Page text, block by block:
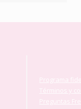
con una receta
Programa
Términos y
Preguntas